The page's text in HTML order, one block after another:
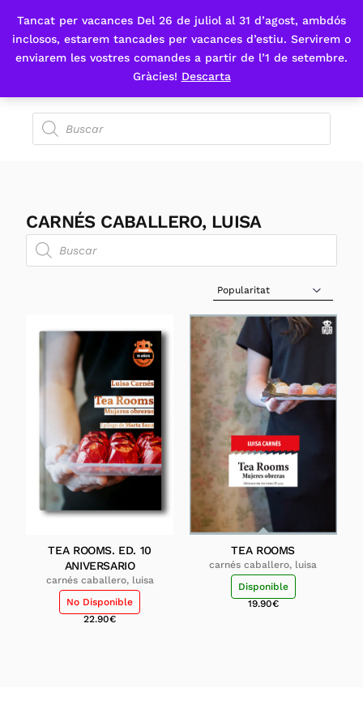
Tancat per vacances Del 26 de juliol al 31 d’agost, ambdós
inclosos, estarem tancades per vacances d’estiu. Servirem o
enviarem les vostres comandes a partir de l’1 de setembre.
Gràcies! Descarta
Fes-te'n sòcia
CARNÉS CABALLERO, LUISA
Sort Products
TEA ROOMS. ED. 10
ANIVERSARIO
carnés caballero, luisa
No Disponible
22.90€
TEA ROOMS
carnés caballero, luisa
Disponible
19.90€